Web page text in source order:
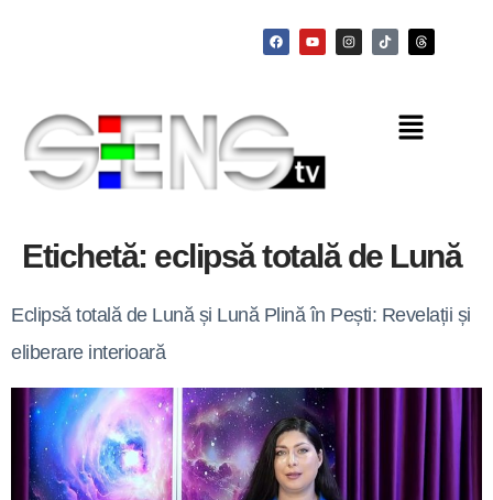
Etichetă: eclipsă totală de Lună
Eclipsă totală de Lună și Lună Plină în Pești: Revelații și
eliberare interioară